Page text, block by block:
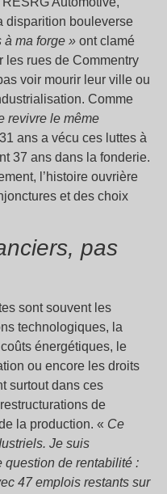
disparition bouleverse
à ma forge » ont clamé
les rues de Commentry
voir mourir leur ville ou
Comme
revivre le même
ans a vécu ces luttes à
37 ans dans la fonderie.
l’histoire ouvrière
et des choix
pas
sont souvent les
technologiques, la
énergétiques, le
ou encore les droits
surtout dans ces
de
la production. « Ce
Je suis
question de rentabilité :
47 emplois restants sur